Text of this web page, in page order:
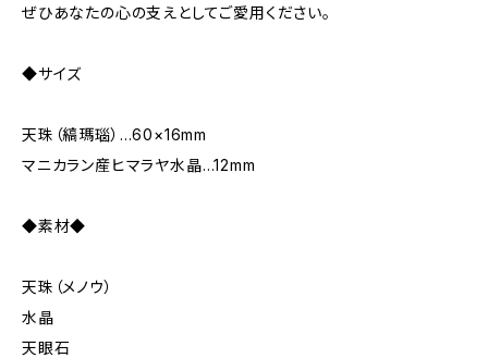
ぜひあなたの心の支えとしてご愛用ください。
◆サイズ
天珠（縞瑪瑙）…60×16mm
マニカラン産ヒマラヤ水晶…12mm
◆素材◆
天珠（メノウ）
水晶
天眼石